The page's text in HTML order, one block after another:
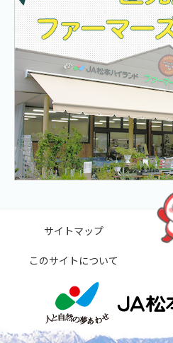
サイトマップ
このサイトについて